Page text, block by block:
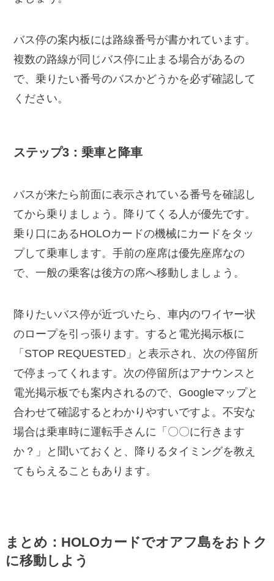
バス停の案内板には路線番号が書かれています。
複数の路線が同じバス停に止まる場合があるの
で、乗りたい番号のバスかどうかを必ず確認して
ください。
ステップ3：乗車と降車
バスが来たら前面に表示されている番号を確認し
てから乗りましょう。降りてくる人が優先です。
乗り口にあるHOLOカードの機械にカードをタッ
プして乗車します。手前の座席は優先座席なの
で、一般の乗客は後方の席へ移動しましょう。
降りたいバス停が近づいたら、車内のワイヤー状
のロープを引っ張ります。すると電光掲示板に
「STOP REQUESTED」と表示され、次の停留所
で停まってくれます。次の停留所はアナウンスと
電光掲示板でも案内されるので、Googleマップと
合わせて確認するとわかりやすいですよ。不安な
場合は乗車時に運転手さんに「〇〇に行きます
か？」と聞いておくと、降りるタイミングを教え
てもらえることもあります。
まとめ：HOLOカードでオアフ島をおトク
に移動しよう